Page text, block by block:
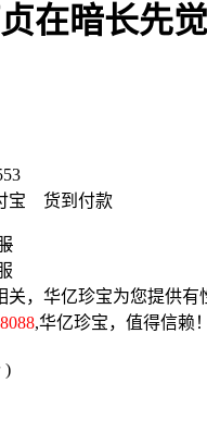
在暗长先
宝 货到付款
关，华亿珍宝为您提供有
,华亿珍宝，值得信赖！
)